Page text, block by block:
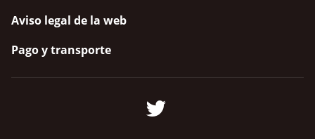
Aviso legal de la web
Pago y transporte